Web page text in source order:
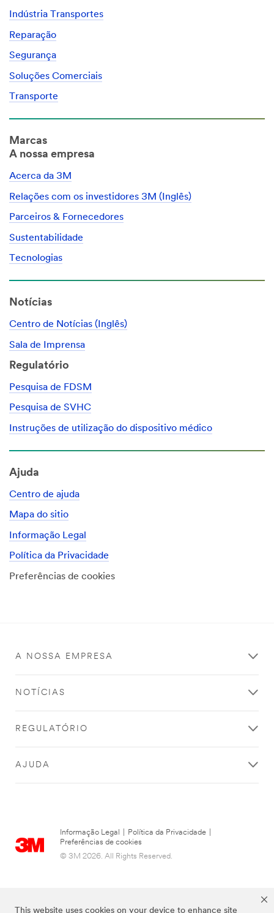
This website uses cookies on your device to enhance site
Indústria Transportes
Reparação
Segurança
Soluções Comerciais
Transporte
Marcas
A nossa empresa
Acerca da 3M
Relações com os investidores 3M (Inglês)
Parceiros & Fornecedores
Sustentabilidade
Tecnologias
Notícias
Centro de Notícias (Inglês)
Sala de Imprensa
Regulatório
Pesquisa de FDSM
Pesquisa de SVHC
Instruções de utilização do dispositivo médico
Ajuda
Centro de ajuda
Mapa do sitio
Informação Legal
Política da Privacidade
Preferências de cookies
A NOSSA EMPRESA
NOTÍCIAS
REGULATÓRIO
AJUDA
Informação Legal Política da Privacidade
Preferências de cookies
© 3M 2026. All Rights Reserved.